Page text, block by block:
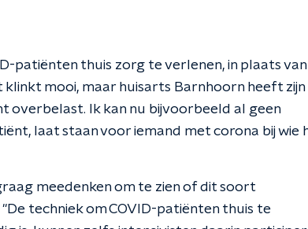
patiënten thuis zorg te verlenen, in plaats
mooi, maar huisarts Barnhoorn heeft zijn
overbelast. Ik kan nu bijvoorbeeld al geen
laat staan voor iemand met corona bij wie
meedenken om te zien of dit soort
techniek om COVID-patiënten thuis te